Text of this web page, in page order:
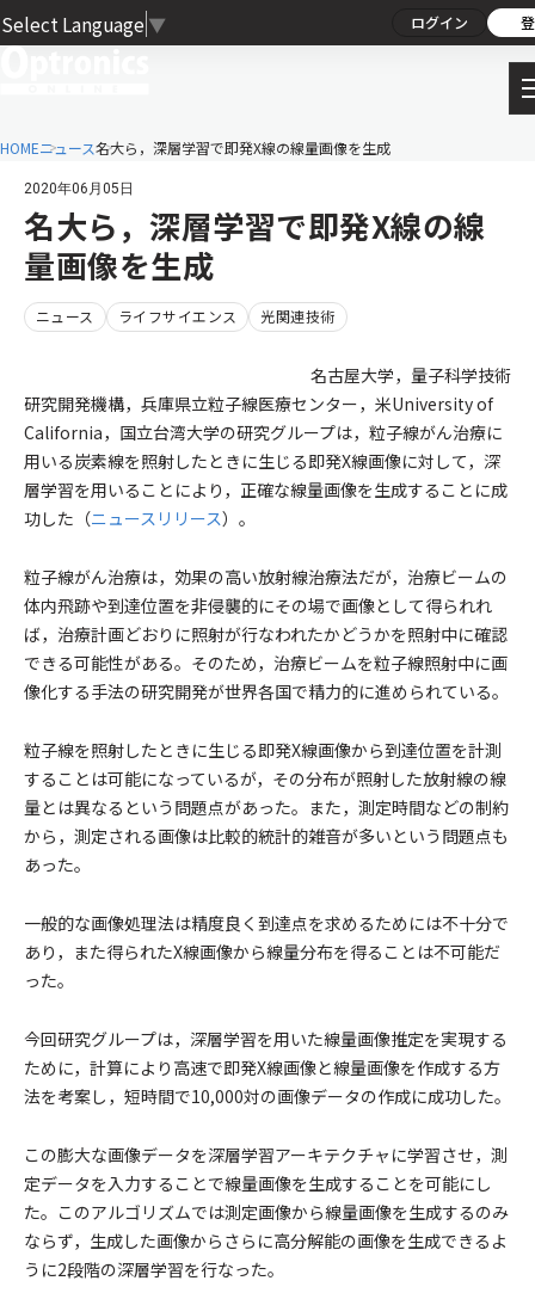
Select Language ▼ ログイン
HOMEニュース名大ら，深層学習で即発X線の線量画像を生成
2020年06月05日
名大ら，深層学習で即発X線の線
量画像を生成
ニュース ライフサイエンス 光関連技術
名古屋大学，量子科学技術
研究開発機構，兵庫県立粒子線医療センター，米University of
California，国立台湾大学の研究グループは，粒子線がん治療に
用いる炭素線を照射したときに生じる即発X線画像に対して，深
層学習を用いることにより，正確な線量画像を生成することに成
功した（ニュースリリース）。
粒子線がん治療は，効果の高い放射線治療法だが，治療ビームの
体内飛跡や到達位置を非侵襲的にその場で画像として得られれ
ば，治療計画どおりに照射が行なわれたかどうかを照射中に確認
できる可能性がある。そのため，治療ビームを粒子線照射中に画
像化する手法の研究開発が世界各国で精力的に進められている。
粒子線を照射したときに生じる即発X線画像から到達位置を計測
することは可能になっているが，その分布が照射した放射線の線
量とは異なるという問題点があった。また，測定時間などの制約
から，測定される画像は比較的統計的雑音が多いという問題点も
あった。
一般的な画像処理法は精度良く到達点を求めるためには不十分で
あり，また得られたX線画像から線量分布を得ることは不可能だ
った。
今回研究グループは，深層学習を用いた線量画像推定を実現する
ために，計算により高速で即発X線画像と線量画像を作成する方
法を考案し，短時間で10,000対の画像データの作成に成功した。
この膨大な画像データを深層学習アーキテクチャに学習させ，測
定データを入力することで線量画像を生成することを可能にし
た。このアルゴリズムでは測定画像から線量画像を生成するのみ
ならず，生成した画像からさらに高分解能の画像を生成できるよ
うに2段階の深層学習を行なった。